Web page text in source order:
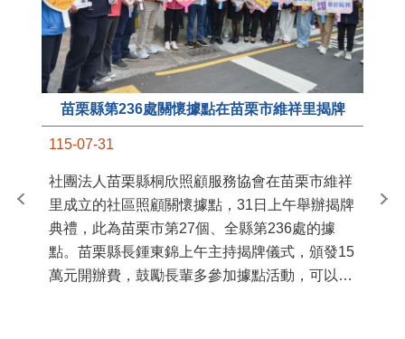
苗栗縣第236處關懷據點在苗栗市維祥里揭牌
115-07-31
社團法人苗栗縣桐欣照顧服務協會在苗栗市維祥
里成立的社區照顧關懷據點，31日上午舉辦揭牌
典禮，此為苗栗市第27個、全縣第236處的據
點。苗栗縣長鍾東錦上午主持揭牌儀式，頒發15
萬元開辦費，鼓勵長輩多參加據點活動，可以更
苗